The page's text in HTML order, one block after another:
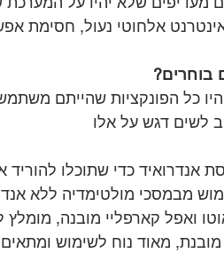
אלחוטי נעול, חסימת
בוחרים?
כל הפונקציות שהייתם
לשים דגש על אלו
אנדרואיד כדי שתוכלו להוריד
מבמסכי מולטימדיה ללא
ואפל קארפליי מובנה, מומלץ
מאוד נוח לשימוש ומתאים